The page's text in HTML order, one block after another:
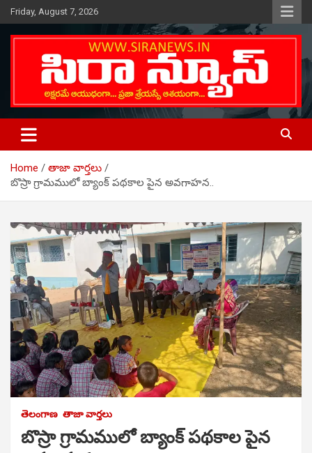
Skip
to
content
Friday, August 7, 2026
SIRA NEWS
Telugu Online News Daily
Home
తాజా వార్తలు
బొస్రా గ్రామములో బ్యాంక్ పథకాల పైన అవగాహన..
తెలంగాణ తాజా వార్తలు
బొస్రా గ్రామములో బ్యాంక్ పథకాల పైన